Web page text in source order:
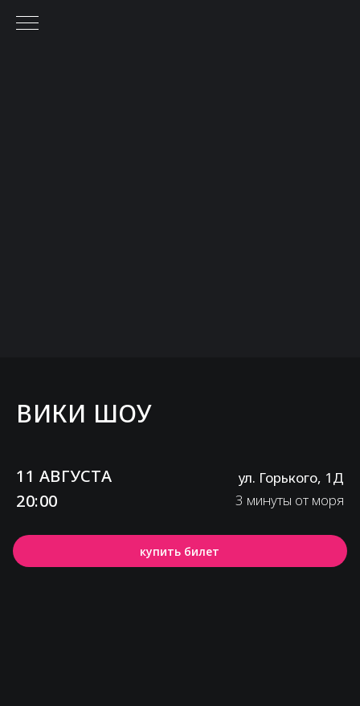
ВИКИ ШОУ
11 АВГУСТА
20:00
3 минуты от моря
купить билет
ул. Горького, 1Д